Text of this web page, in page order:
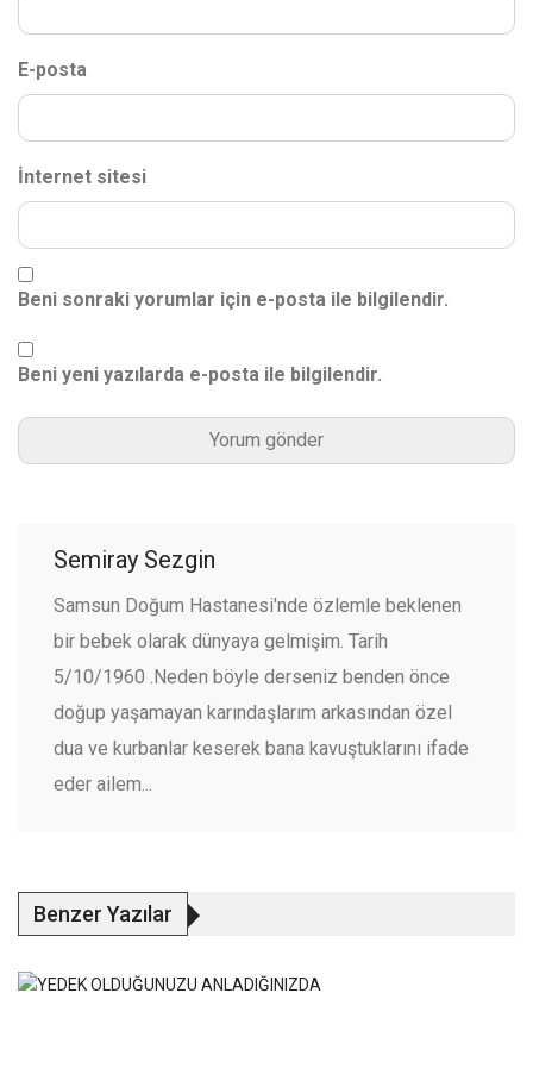
E-posta
İnternet sitesi
Beni sonraki yorumlar için e-posta ile bilgilendir.
Beni yeni yazılarda e-posta ile bilgilendir.
Semiray Sezgin
Samsun Doğum Hastanesi'nde özlemle beklenen
bir bebek olarak dünyaya gelmişim. Tarih
5/10/1960 .Neden böyle derseniz benden önce
doğup yaşamayan karındaşlarım arkasından özel
dua ve kurbanlar keserek bana kavuştuklarını ifade
eder ailem...
Benzer Yazılar